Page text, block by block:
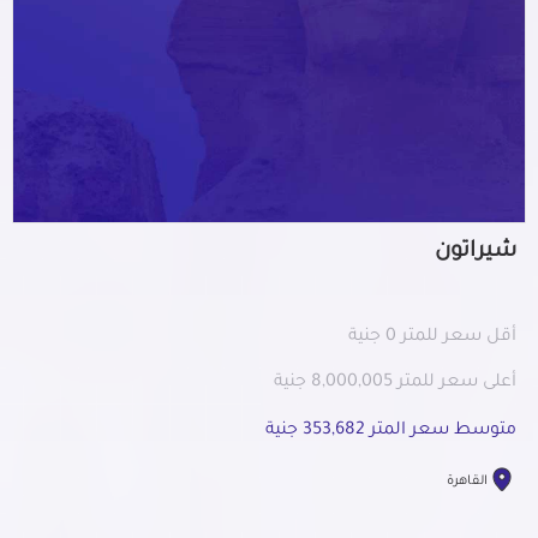
شيراتون
أقل سعر للمتر 0 جنية
أعلى سعر للمتر 8,000,005 جنية
متوسط سعر المتر 353,682 جنية
القاهرة